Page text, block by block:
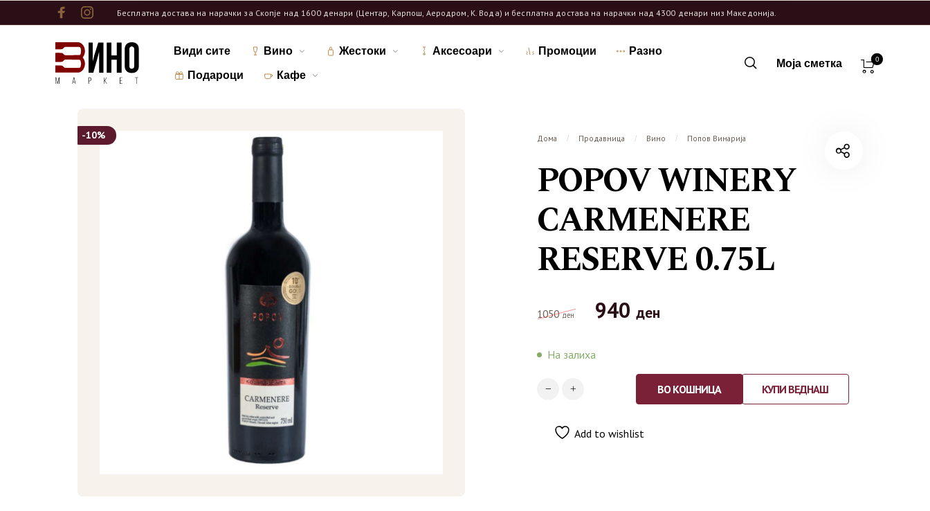
Бесплатна достава на нарачки за Скопје над 1600 денари (Центар, Карпош, Аеродром, К. Вода) и бесплатна достава на нарачки над 4300 денари низ Македонија.
Види сите Вино Жестоки Аксесоари Промоции Разно
Подароци Кафе
Моја сметка 0
-10% Дома / Продавница / Вино / Попов Винарија
POPOV WINERY
CARMENERE
RESERVE 0.75L
1050ден 940 ден
На залиха
ВО КОШНИЦА КУПИ ВЕДНАШ
Add to wishlist